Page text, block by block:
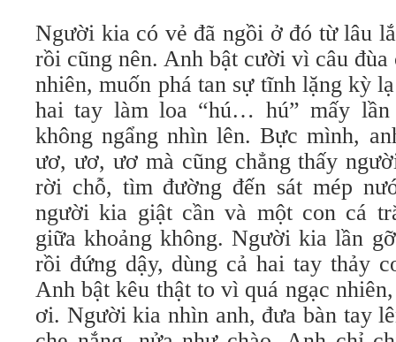
Người kia có vẻ đã ngồi ở đó từ lâu
rồi cũng nên. Anh bật cười vì câu
nhiên, muốn phá tan sự tĩnh lặng kỳ
hai tay làm loa “hú… hú” mấy lần
không ngẩng nhìn lên. Bực mình,
ươ, ươ, ươ mà cũng chẳng thấy
rời chỗ, tìm đường đến sát mép
người kia giật cần và một con cá
giữa khoảng không. Người kia lần
rồi đứng dậy, dùng cả hai tay thảy
Anh bật kêu thật to vì quá ngạc
ơi. Người kia nhìn anh, đưa bàn tay